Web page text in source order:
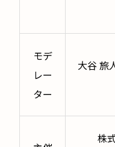
モデ
レー
ター
大谷 旅
株